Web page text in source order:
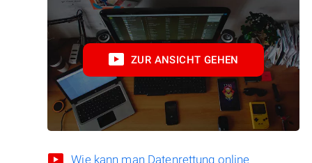
ZUR ANSICHT GEHEN
Wie kann man Datenrettung online